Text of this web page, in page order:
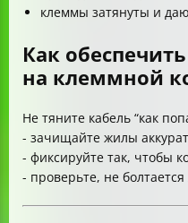
клеммы затянуты и
Как
на клеммной
Не тяните кабель “как
- зачищайте жилы
- фиксируйте так, чтобы
- проверьте, не